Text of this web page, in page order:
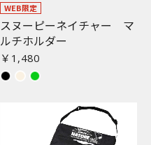
WEB限定
スヌーピーネイチャー マ
ルチホルダー
￥1,480